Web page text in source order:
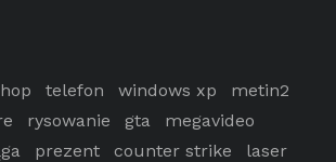
telefon windows xp
metin2
rysowanie gta
megavideo
prezent counter strike laser